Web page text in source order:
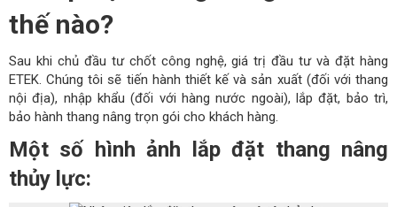
thế nào?
Sau khi chủ đầu tư chốt công nghệ, giá trị đầu tư và đặt hàng
ETEK. Chúng tôi sẽ tiến hành thiết kế và sản xuất (đối với thang
nội địa), nhập khẩu (đối với hàng nước ngoài), lắp đặt, bảo trì,
bảo hành thang nâng trọn gói cho khách hàng.
Một số hình ảnh lắp đặt thang nâng
thủy lực: